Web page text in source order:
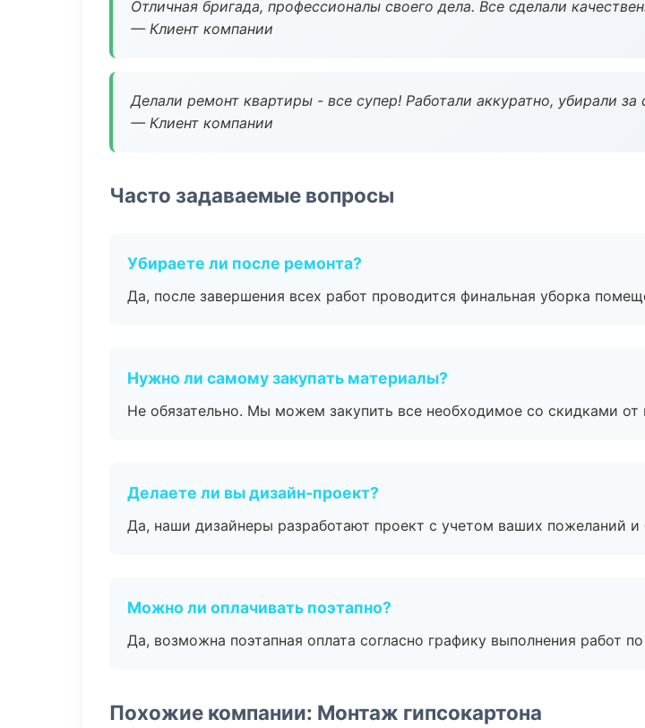
Отличная бригада, профессионалы своего дела. Все сделали
— Клиент компании
Делали ремонт квартиры - все супер! Работали аккуратно, убирали
— Клиент компании
Часто задаваемые вопросы
Убираете ли после ремонта?
Да, после завершения всех работ проводится финальная уборка
Нужно ли самому закупать материалы?
Не обязательно. Мы можем закупить все необходимое со скидками от
Делаете ли вы дизайн-проект?
Да, наши дизайнеры разработают проект с учетом ваших пожеланий
Можно ли оплачивать поэтапно?
Да, возможна поэтапная оплата согласно графику выполнения работ
Похожие компании: Монтаж гипсокартона